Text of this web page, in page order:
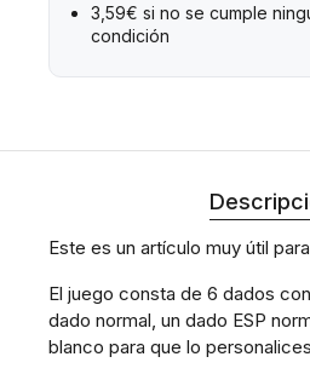
3,59€ si no se cumple
condición
Este es un artículo muy útil
El juego consta de 6 dados
dado normal, un dado ESP
blanco para que lo